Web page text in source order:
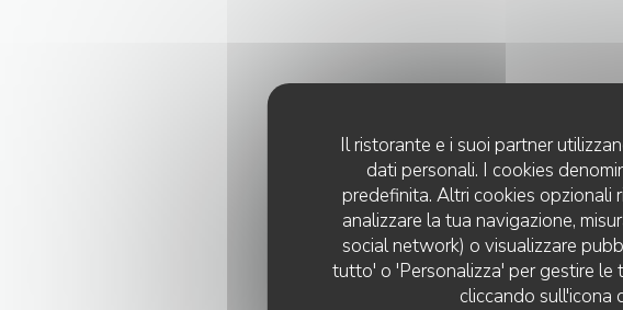
Il ristorante e i suoi partner
dati personali. I cookies
predefinita. Altri cookies opzionali
analizzare la tua navigazione,
social network) o visualizzare
tutto' o 'Personalizza' per gestire le
cliccando sull'icona